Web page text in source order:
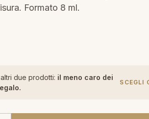
Formato 8 ml.
due prodotti: il meno caro dei
SCEGLI